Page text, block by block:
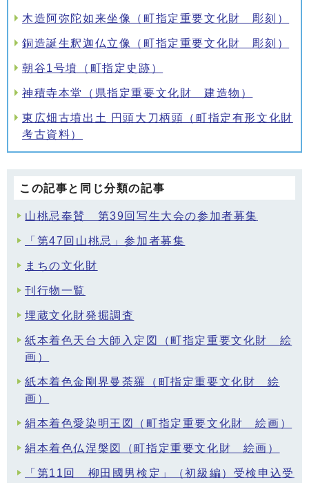
木造阿弥陀如来坐像（町指定重要文化財 彫刻）
銅造誕生釈迦仏立像（町指定重要文化財 彫刻）
朝谷1号墳（町指定史跡）
神積寺本堂（県指定重要文化財 建造物）
東広畑古墳出土 円頭大刀柄頭（町指定有形文化財
考古資料）
この記事と同じ分類の記事
山桃忌奉賛 第39回写生大会の参加者募集
「第47回山桃忌」参加者募集
まちの文化財
刊行物一覧
埋蔵文化財発掘調査
紙本着色天台大師入定図（町指定重要文化財 絵
画）
紙本着色金剛界曼荼羅（町指定重要文化財 絵
画）
絹本着色愛染明王図（町指定重要文化財 絵画）
絹本着色仏涅槃図（町指定重要文化財 絵画）
「第11回 柳田國男検定」（初級編）受検申込受